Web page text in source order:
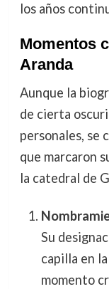
los años
Momentos
Aranda
Aunque la
de cierta
personales, se
que marcaron
la catedral de
Su
capilla en
momento